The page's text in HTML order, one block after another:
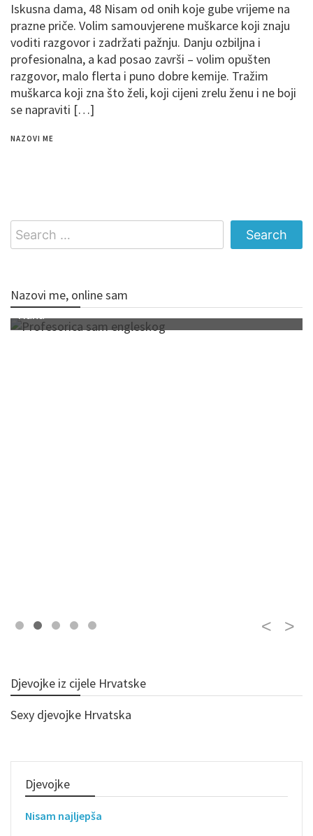
Iskusna dama, 48 Nisam od onih koje gube vrijeme na
prazne priče. Volim samouvjerene muškarce koji znaju
voditi razgovor i zadržati pažnju. Danju ozbiljna i
profesionalna, a kad posao završi – volim opušten
razgovor, malo flerta i puno dobre kemije. Tražim
muškarca koji zna što želi, koji cijeni zrelu ženu i ne boji
se napraviti […]
NAZOVI ME
Search
for:
Nazovi me, online sam
Hana
Djevojke iz cijele Hrvatske
Sexy djevojke Hrvatska
Djevojke
Nisam najljepša